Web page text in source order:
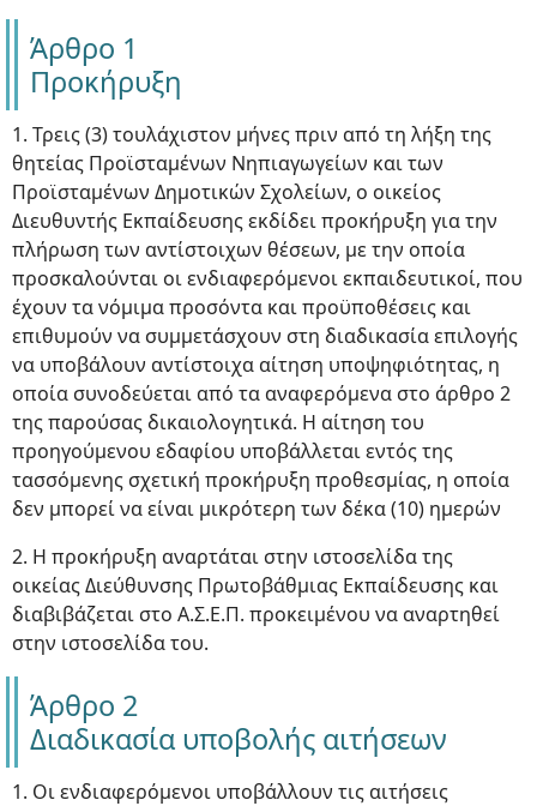
Άρθρο 1
Προκήρυξη
1. Τρεις (3) τουλάχιστον μήνες πριν από τη λήξη της
θητείας Προϊσταμένων Νηπιαγωγείων και των
Προϊσταμένων Δημοτικών Σχολείων, ο οικείος
Διευθυντής Εκπαίδευσης εκδίδει προκήρυξη για την
πλήρωση των αντίστοιχων θέσεων, με την οποία
προσκαλούνται οι ενδιαφερόμενοι εκπαιδευτικοί, που
έχουν τα νόμιμα προσόντα και προϋποθέσεις και
επιθυμούν να συμμετάσχουν στη διαδικασία επιλογής
να υποβάλουν αντίστοιχα αίτηση υποψηφιότητας, η
οποία συνοδεύεται από τα αναφερόμενα στο άρθρο 2
της παρούσας δικαιολογητικά. Η αίτηση του
προηγούμενου εδαφίου υποβάλλεται εντός της
τασσόμενης σχετική προκήρυξη προθεσμίας, η οποία
δεν μπορεί να είναι μικρότερη των δέκα (10) ημερών
2. Η προκήρυξη αναρτάται στην ιστοσελίδα της
οικείας Διεύθυνσης Πρωτοβάθμιας Εκπαίδευσης και
διαβιβάζεται στο Α.Σ.Ε.Π. προκειμένου να αναρτηθεί
στην ιστοσελίδα του.
Άρθρο 2
Διαδικασία υποβολής αιτήσεων
1. Οι ενδιαφερόμενοι υποβάλλουν τις αιτήσεις